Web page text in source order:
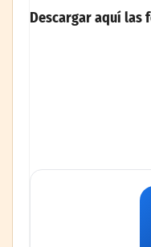
Descargaraquílas